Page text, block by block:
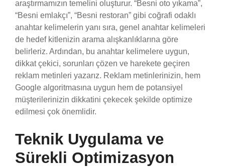
araştırmamızın temelini oluşturur. “Besni oto yıkama”,
“Besni emlakçı”, “Besni restoran” gibi coğrafi odaklı
anahtar kelimelerin yanı sıra, genel anahtar kelimeleri
de hedef kitlenizin arama alışkanlıklarına göre
belirleriz. Ardından, bu anahtar kelimelere uygun,
dikkat çekici, sorunları çözen ve harekete geçiren
reklam metinleri yazarız. Reklam metinlerinizin, hem
Google algoritmasına uygun hem de potansiyel
müşterilerinizin dikkatini çekecek şekilde optimize
edilmesi çok önemlidir.
Teknik Uygulama ve
Sürekli Optimizasyon